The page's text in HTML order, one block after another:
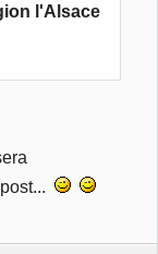
l'Alsace